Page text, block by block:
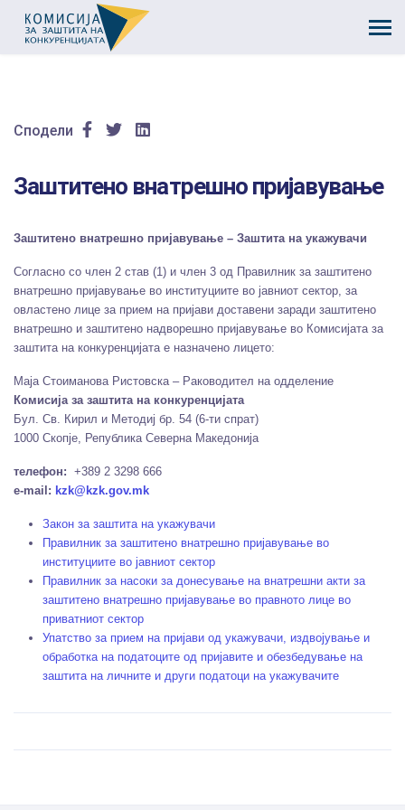
Сподели
Заштитено внатрешно пријавување
Заштитено внатрешно пријавување – Заштита на укажувачи
Согласно со член 2 став (1) и член 3 од Правилник за заштитено
внатрешно пријавување во институциите во јавниот сектор, за
овластено лице за прием на пријави доставени заради заштитено
внатрешно и заштитено надворешно пријавување во Комисијата за
заштита на конкуренцијата е назначено лицето:
Маја Стоиманова Ристовска – Раководител на одделение
Комисија за заштита на конкуренцијата
Бул. Св. Кирил и Методиј бр. 54 (6-ти спрат)
1000 Скопје, Република Северна Македонија
телефон: +389 2 3298 666
e-mail: kzk@kzk.gov.mk
Закон за заштита на укажувачи
Правилник за заштитено внатрешно пријавување во
институциите во јавниот сектор
Правилник за насоки за донесување на внатрешни акти за
заштитено внатрешно пријавување во правното лице во
приватниот сектор
Упатство за прием на пријави од укажувачи, издвојување и
обработка на податоците од пријавите и обезбедување на
заштита на личните и други податоци на укажувачите